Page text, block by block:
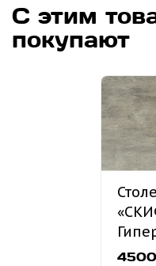
С этим
покупают